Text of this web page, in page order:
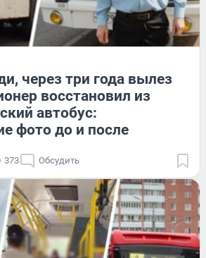
через три года вылез
восстановил из
автобус:
фото до и после
373 Обсудить